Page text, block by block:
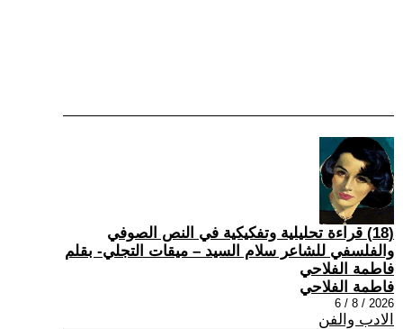
(18) قراءة تحليلية وتفكيكية في النص الصوفي
والفلسفي للشاعر سلام السيد – ميقات التجلي- بقلم
فاطمة الفلاحي
فاطمة الفلاحي
2026 / 8 / 6
الادب والفن